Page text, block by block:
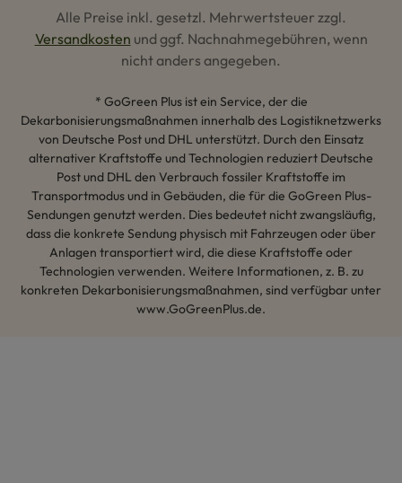
Alle Preise inkl. gesetzl. Mehrwertsteuer zzgl.
Versandkosten und ggf. Nachnahmegebühren, wenn
nicht anders angegeben.
* GoGreen Plus ist ein Service, der die
Dekarbonisierungsmaßnahmen innerhalb des Logistiknetzwerks
von Deutsche Post und DHL unterstützt. Durch den Einsatz
alternativer Kraftstoffe und Technologien reduziert Deutsche
Post und DHL den Verbrauch fossiler Kraftstoffe im
Transportmodus und in Gebäuden, die für die GoGreen Plus-
Sendungen genutzt werden. Dies bedeutet nicht zwangsläufig,
dass die konkrete Sendung physisch mit Fahrzeugen oder über
Anlagen transportiert wird, die diese Kraftstoffe oder
Technologien verwenden. Weitere Informationen, z. B. zu
konkreten Dekarbonisierungsmaßnahmen, sind verfügbar unter
www.GoGreenPlus.de.